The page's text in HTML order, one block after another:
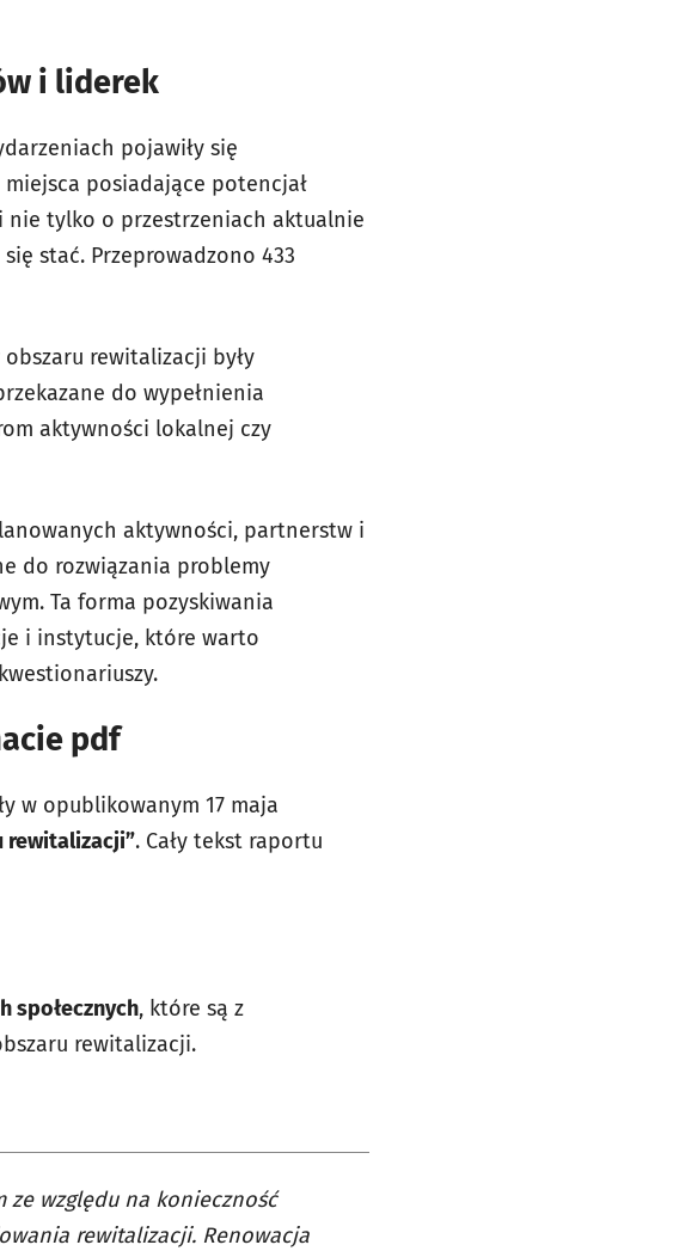
i liderek
pojawiły się
posiadające potencjał
nie tylko o przestrzeniach aktualnie
stać. Przeprowadzono 433
rewitalizacji były
do wypełnienia
aktywności lokalnej czy
aktywności, partnerstw i
do rozwiązania problemy
Ta forma pozyskiwania
i instytucje, które warto
pdf
w opublikowanym 17 maja
rewitalizacji”. Cały tekst raportu
społecznych, które są z
rewitalizacji.
ze względu na konieczność
rewitalizacji. Renowacja